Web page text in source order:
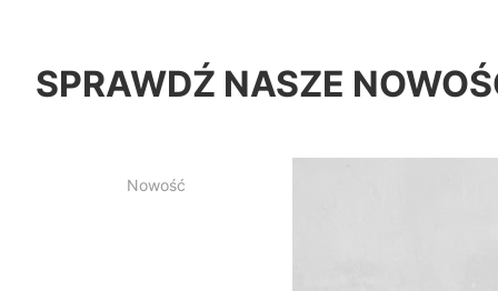
SPRAWDŹ NASZE
Nowość